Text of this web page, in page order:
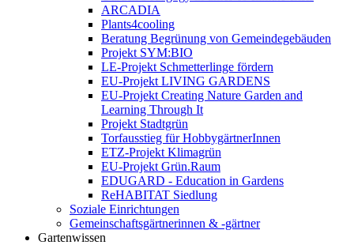
ARCADIA
Plants4cooling
Beratung Begrünung von Gemeindegebäuden
Projekt SYM:BIO
LE-Projekt Schmetterlinge fördern
EU-Projekt LIVING GARDENS
EU-Projekt Creating Nature Garden and
Learning Through It
Projekt Stadtgrün
Torfausstieg für HobbygärtnerInnen
ETZ-Projekt Klimagrün
EU-Projekt Grün.Raum
EDUGARD - Education in Gardens
ReHABITAT Siedlung
Soziale Einrichtungen
Gemeinschaftsgärtnerinnen & -gärtner
Gartenwissen